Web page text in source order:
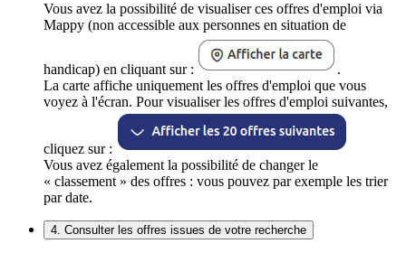
Vous avez la possibilité de visualiser ces offres d'emploi via
Mappy (non accessible aux personnes en situation de
handicap) en cliquant sur :
.
La carte affiche uniquement les offres d'emploi que vous
voyez à l'écran. Pour visualiser les offres d'emploi suivantes,
cliquez sur :
Vous avez également la possibilité de changer le
« classement » des offres : vous pouvez par exemple les trier
par date.
4. Consulter les offres issues de votre recherche